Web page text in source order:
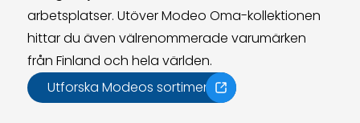
arbetsplatser. Utöver Modeo Oma-kollektionen
hittar du även välrenommerade varumärken
från Finland och hela världen.
Utforska Modeos sortiment